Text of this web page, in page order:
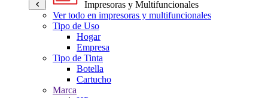
Impresoras y Multifuncionales
Ver todo en impresoras y multifuncionales
Tipo de Uso
Hogar
Empresa
Tipo de Tinta
Botella
Cartucho
Marca